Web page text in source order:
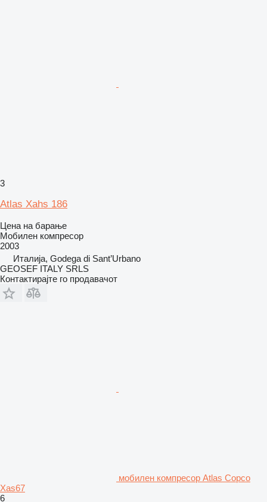
3
Atlas Xahs 186
Цена на барање
Мобилен компресор
2003
Италија, Godega di Sant’Urbano
GEOSEF ITALY SRLS
Контактирајте го продавачот
мобилен компресор Atlas Copco
Xas67
6